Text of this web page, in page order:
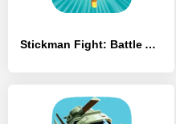
Stickman Fight: Battle Arena - [MOD Бесконечные деньги]